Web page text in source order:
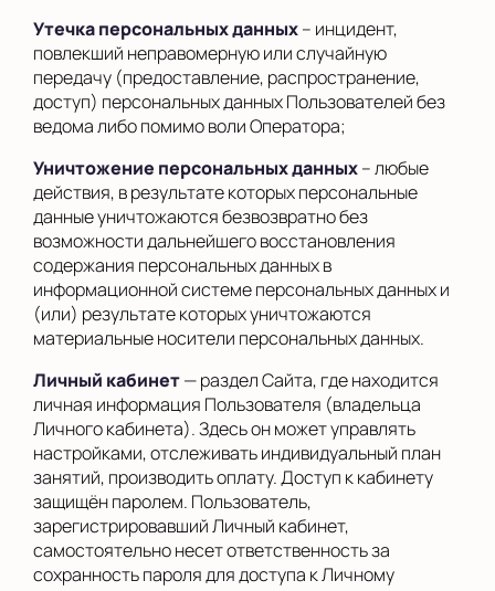
Утечка персональных данных– инцидент,
повлекший неправомерную или случайную
передачу (предоставление, распространение,
доступ) персональных данных Пользователей без
ведома либо помимо воли Оператора;
Уничтожение персональных данных– любые
действия, в результате которых персональные
данные уничтожаются безвозвратно без
возможности дальнейшего восстановления
содержания персональных данных в
информационной системе персональных данных и
(или) результате которых уничтожаются
материальные носители персональных данных.
Личный кабинет— раздел Сайта, где находится
личная информация Пользователя (владельца
Личного кабинета). Здесь он может управлять
настройками, отслеживать индивидуальный план
занятий, производить оплату. Доступ к кабинету
защищён паролем. Пользователь,
зарегистрировавший Личный кабинет,
самостоятельно несет ответственность за
сохранность пароля для доступа к Личному